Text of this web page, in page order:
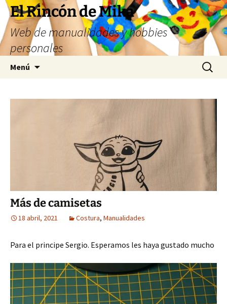
Saltar
contenido
El Rincón de Mika
Web de manualidades y hobbies
personales
Menú Buscar:
Más de camisetas
18 abril, 2021 Costura, Manualidades
Para el principe Sergio. Esperamos les haya gustado mucho